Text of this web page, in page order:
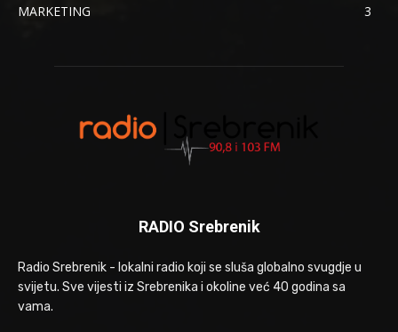
MARKETING
3
RADIO Srebrenik
Radio Srebrenik - lokalni radio koji se sluša globalno svugdje u
svijetu. Sve vijesti iz Srebrenika i okoline već 40 godina sa
vama.